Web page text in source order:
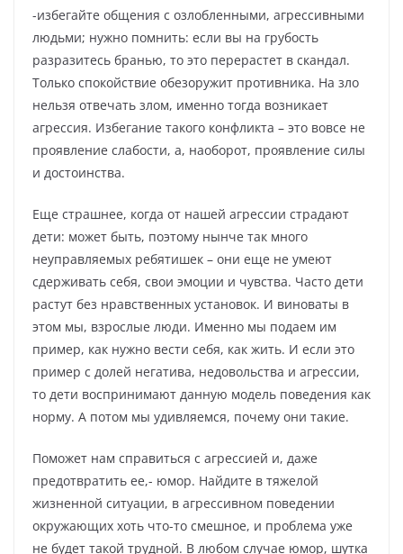
-избегайте общения с озлобленными, агрессивными
людьми; нужно помнить: если вы на грубость
разразитесь бранью, то это перерастет в скандал.
Только спокойствие обезоружит противника. На зло
нельзя отвечать злом, именно тогда возникает
агрессия. Избегание такого конфликта – это вовсе не
проявление слабости, а, наоборот, проявление силы
и достоинства.
Еще страшнее, когда от нашей агрессии страдают
дети: может быть, поэтому нынче так много
неуправляемых ребятишек – они еще не умеют
сдерживать себя, свои эмоции и чувства. Часто дети
растут без нравственных установок. И виноваты в
этом мы, взрослые люди. Именно мы подаем им
пример, как нужно вести себя, как жить. И если это
пример с долей негатива, недовольства и агрессии,
то дети воспринимают данную модель поведения как
норму. А потом мы удивляемся, почему они такие.
Поможет нам справиться с агрессией и, даже
предотвратить ее,- юмор. Найдите в тяжелой
жизненной ситуации, в агрессивном поведении
окружающих хоть что-то смешное, и проблема уже
не будет такой трудной. В любом случае юмор, шутка